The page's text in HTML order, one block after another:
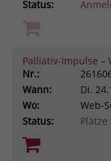
Status:
Palliativ-Impulse –
Nr.:
Wann:
Di.
Wo:
Web-
Status: